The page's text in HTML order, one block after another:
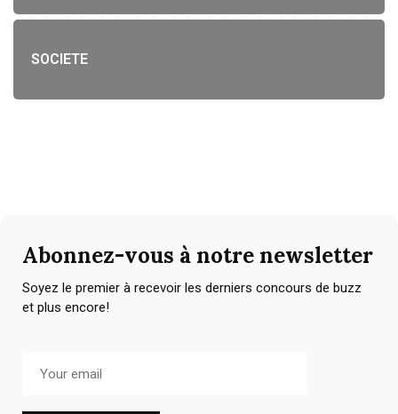
SOCIETE
Abonnez-vous à notre newsletter
Soyez le premier à recevoir les derniers concours de buzz
et plus encore!